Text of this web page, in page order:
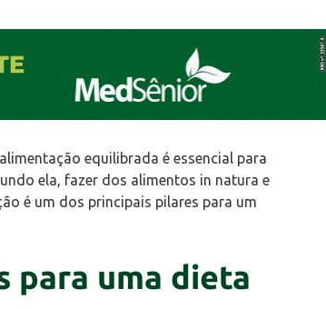
equilibrada é essencial para
ela, fazer dos alimentos in natura e
é um dos principais pilares para um
para uma dieta